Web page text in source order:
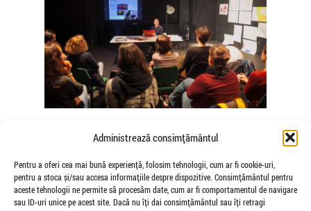
Administrează consimțământul
Pentru a oferi cea mai bună experiență, folosim tehnologii, cum ar fi cookie-uri,
pentru a stoca și/sau accesa informațiile despre dispozitive. Consimțământul pentru
aceste tehnologii ne permite să procesăm date, cum ar fi comportamentul de navigare
sau ID-uri unice pe acest site. Dacă nu îți dai consimțământul sau îți retragi
Somatice susținute de coregrafele
Mădălina Dan și Valentina De Piante
Niculae
de Veioza Arte